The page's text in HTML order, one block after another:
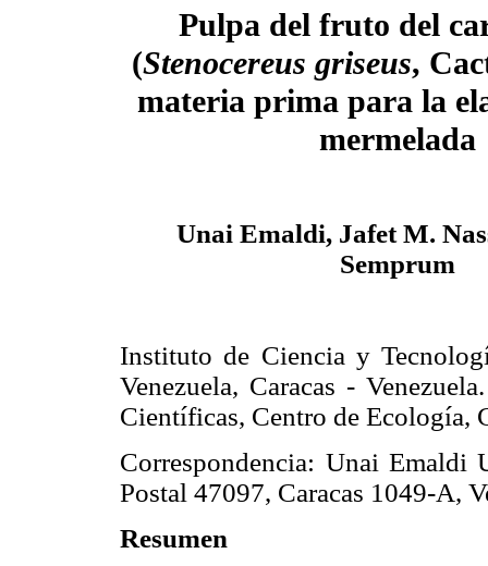
Pulpa del fruto del
(Stenocereus griseus,
materia prima para la
mermelada
Unai Emaldi, Jafet M.
Semprum
Instituto de Ciencia y
Venezuela, Caracas -
Científicas, Centro de Ecología,
Correspondencia: Unai Emaldi
Postal 47097, Caracas 1049-A,
Resumen